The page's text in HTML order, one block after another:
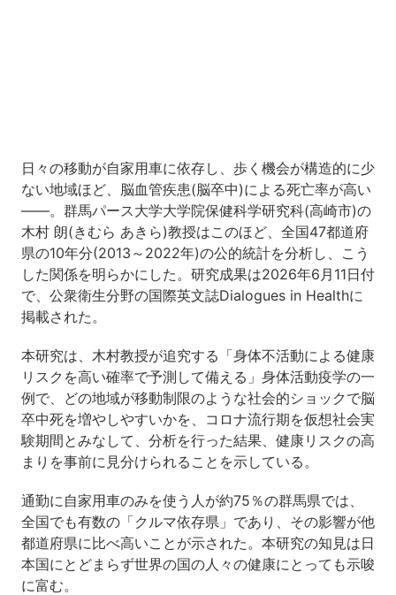
日々の移動が自家用車に依存し、歩く機会が構造的に少
ない地域ほど、脳血管疾患(脳卒中)による死亡率が高い
――。群馬パース大学大学院保健科学研究科(高崎市)の
木村 朗(きむら あきら)教授はこのほど、全国47都道府
県の10年分(2013～2022年)の公的統計を分析し、こう
した関係を明らかにした。研究成果は2026年6月11日付
で、公衆衛生分野の国際英文誌Dialogues in Healthに
掲載された。
本研究は、木村教授が追究する「身体不活動による健康
リスクを高い確率で予測して備える」身体活動疫学の一
例で、どの地域が移動制限のような社会的ショックで脳
卒中死を増やしやすいかを、コロナ流行期を仮想社会実
験期間とみなして、分析を行った結果、健康リスクの高
まりを事前に見分けられることを示している。
通勤に自家用車のみを使う人が約75％の群馬県では、
全国でも有数の「クルマ依存県」であり、その影響が他
都道府県に比べ高いことが示された。本研究の知見は日
本国にとどまらず世界の国の人々の健康にとっても示唆
に富む。